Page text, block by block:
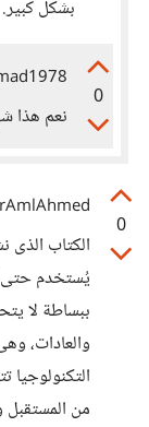
بشكل كبير.
0
نعم هذا
0
يُستخدم حتى
ببساطة لا
والعادات،
من المستقبل